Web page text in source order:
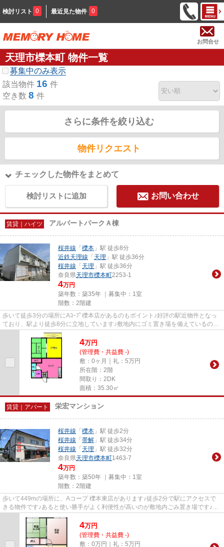
検討リスト 0 最近見た物件 0
お問合せ
天理市櫟本町 物件一覧
募集中のみ表示
該当物件 16 件
空き数 8 件
さらに条件を絞り込む
物件リクエスト
チェックした物件をまとめて
検討リストに追加 お問い合わせ
賃貸｜ハイツ アルバートパークＡ棟
桜井線 「 櫟本 」駅 徒歩8分
近鉄天理線 「 天理 」駅 徒歩36分
桜井線 「 天理 」駅 徒歩36分
奈良県天理市櫟本町2253-1
4万円
築年数：築35年 ｜募集中： 1室
階数：2階建
歩いて徒歩3分の場所にAｺｰﾌﾟ櫟本店があるのもポイント♪好評の駅近物件となっ
ており、駅より徒歩8分に立地しています♪敷地内にゴミ置き場を備えているので
敷地外に出る必要が無く、短時...
4万円
(管理費・共益費 -)
敷：0ヶ月｜礼：5万円
所在階：2階
間取り：2DK
面積：35.30㎡
賃貸｜アパート 栄宏マンション
桜井線 「 櫟本 」駅 徒歩2分
桜井線 「 帯解 」駅 徒歩34分
桜井線 「 天理 」駅 徒歩32分
奈良県天理市櫟本町1463-7
4万円
築年数：築50年 ｜募集中： 1室
階数：2階建
歩いて449mの場所に、Aコープ 櫟本東店があります♪徒歩2分で駅にアクセスで
きる物件です♪あると使い勝手がよく利便性が高いのが敷地内ごみ置き場です♪こ
ちらの物件はアパートです♪でき...
4万円
(管理費・共益費 -)
敷：0万円｜礼：5万円